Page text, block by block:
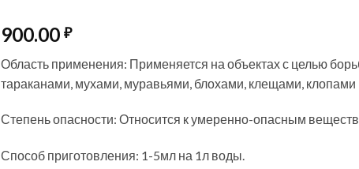
900.00₽
Область применения: Применяется на объектах с целью
тараканами, мухами, муравьями, блохами, клещами, клопами
Степень опасности: Относится к умеренно-опасным
Способ приготовления: 1-5мл на 1л воды.